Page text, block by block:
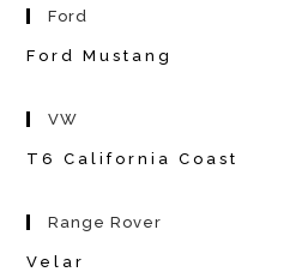
Ford
Ford Mustang
VW
T6 California Coast
Range Rover
Velar